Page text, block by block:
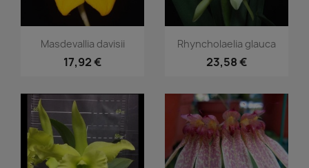
Aperçu rapide
Masdevallia davisii
17,92 €
Aperçu rapide
Rhyncholaelia glauca
23,58 €